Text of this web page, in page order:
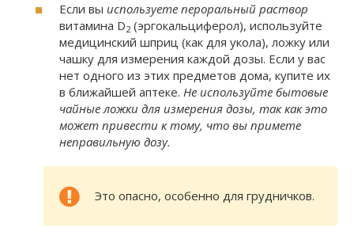
Если вы используете пероральный раствор
витамина D2 (эргокальциферол), используйте
медицинский шприц (как для укола), ложку или
чашку для измерения каждой дозы. Если у вас
нет одного из этих предметов дома, купите их
в ближайшей аптеке. Не используйте бытовые
чайные ложки для измерения дозы, так как это
может привести к тому, что вы примете
неправильную дозу.
Это опасно, особенно для грудничков.